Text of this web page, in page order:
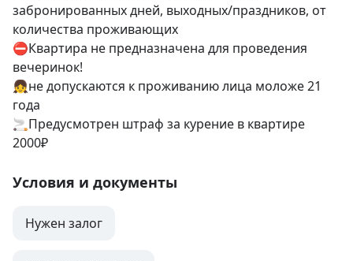
забронированных дней, выходных/праздников, от
количества проживающих
⛔️Квартира не предназначена для проведения
вечеринок!
👧не допускаются к проживанию лица моложе 21
года
🚬Предусмотрен штраф за курение в квартире
2000₽
Условия и документы
Нужен залог